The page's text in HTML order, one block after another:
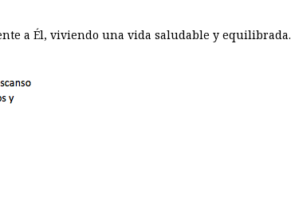
a Él, viviendo una vida saludable y equilibrada.